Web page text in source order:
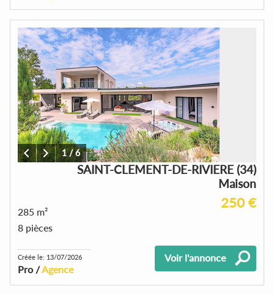
1/6
SAINT-CLEMENT-DE-RIVIERE (34)
Maison
250 €
285 m²
8 pièces
Créée le: 13/07/2026
Pro /Agence
Voir l'annonce